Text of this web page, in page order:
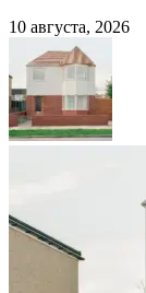
10 августа, 2026